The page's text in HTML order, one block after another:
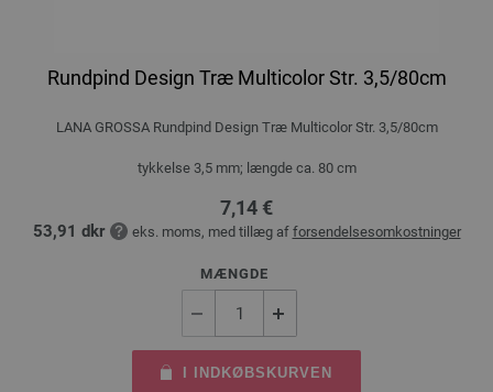
Rundpind Design Træ Multicolor Str. 3,5/80cm
LANA GROSSA Rundpind Design Træ Multicolor Str. 3,5/80cm
tykkelse 3,5 mm; længde ca. 80 cm
7,14 €
53,91 dkr eks. moms, med tillæg af forsendelsesomkostninger
MÆNGDE
I INDKØBSKURVEN